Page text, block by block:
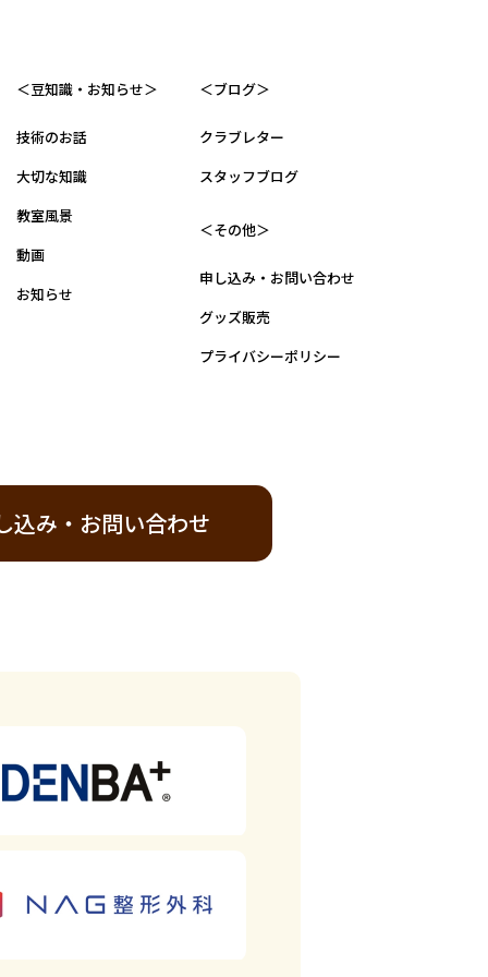
＜豆知識・お知らせ＞
技術のお話
大切な知識
教室風景
動画
お知らせ
＜ブログ＞
クラブレター
スタッフブログ
＜その他＞
申し込み・お問い合わせ
グッズ販売
プライバシーポリシー
込み・お問い合わせ